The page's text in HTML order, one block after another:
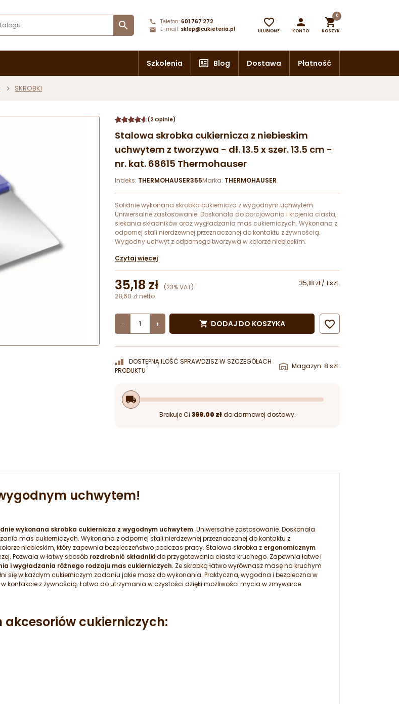
 Telefon: 601 767 272
E-mail: sklep@cukieteria.pl

ULUBIONE

KONTO

0
KOSZYK
Szkolenia Blog Dostawa Płatność
SKROBKI
(2 Opinie)
Stalowa skrobka cukiernicza z niebieskim
uchwytem z tworzywa - dł. 13.5 x szer. 13.5 cm -
nr. kat. 68615 Thermohauser
Indeks: THERMOHAUSER355Marka: THERMOHAUSER
Solidnie wykonana skrobka cukiernicza z wygodnym uchwytem.
Uniwersalne zastosowanie. Doskonała do porcjowania i krojenia ciasta,
siekania składników oraz wygładzania mas cukierniczych. Wykonana z
odpornej stali nierdzewnej przeznaczonej do kontaktu z żywnością.
Wygodny uchwyt z odpornego tworzywa w kolorze niebieskim.
Czytaj więcej
35,18 zł (23% VAT)
35,18 zł / 1 szt.
28,60 zł netto
- +  DODAJ DO KOSZYKA 
DOSTĘPNĄ ILOŚĆ SPRAWDZISZ W SZCZEGÓŁACH
PRODUKTU
Magazyn: 8 szt.
local_shipping
Brakuje Ci 399.00 złdo darmowej dostawy.
uchwytem!
wykonana skrobka cukiernicza z wygodnym uchwytem. Uniwersalne zastosowanie. Doskonała
mas cukierniczych. Wykonana z odpornej stali nierdzewnej przeznaczonej do kontaktu z
niebieskim, który zapewnia bezpieczeństwo podczas pracy. Stalowa skrobka z ergonomicznym
Pozwala w łatwy sposób rozdrobnić składnikido przygotowania ciasta kruchego. Zapewnia łatwe i
i wygładzania różnego rodzaju mas cukierniczych. Ze skrobką łatwo wyrównasz masę na kruchym
się w każdym cukierniczym zadaniu jakie masz do wykonania. Praktyczna, wygodna i bezpieczna w
kontakcie z żywnością. Łatwa do utrzymania w czystości dzięki możliwości mycia w zmywarce.
cukierniczych: